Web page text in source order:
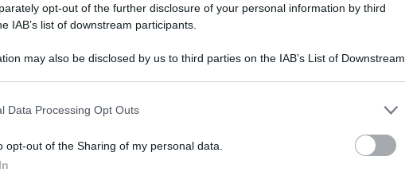
opt-out of the further disclosure of your personal information by third
IAB’s list of downstream participants.
may also be disclosed by us to third parties on the IAB’s List of Downstream
including but not limited to your visit or usage behaviour. You may click to grant or
to Google and its third-party tags to use your data for below specified purposes
consent section.
Data Processing Opt Outs
opt-out of the Sharing of my personal data.
se conviene
cos'è la sfida.